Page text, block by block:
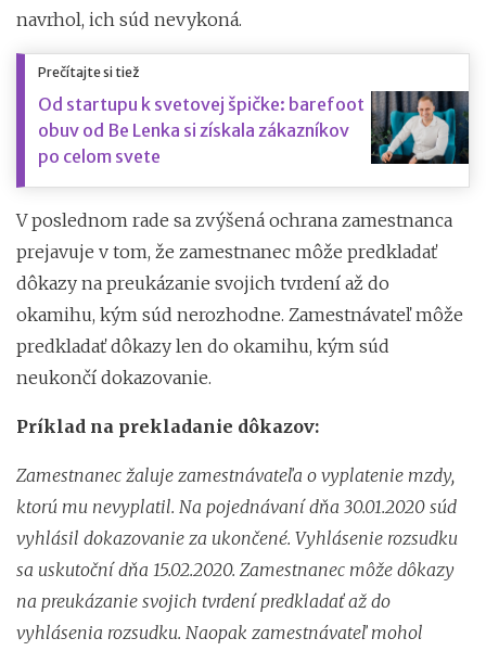
navrhol, ich súd nevykoná.
Prečítajte si tiež
Od startupu k svetovej špičke: barefoot
obuv od Be Lenka si získala zákazníkov
po celom svete
V poslednom rade sa zvýšená ochrana zamestnanca
prejavuje v tom, že zamestnanec môže predkladať
dôkazy na preukázanie svojich tvrdení až do
okamihu, kým súd nerozhodne. Zamestnávateľ môže
predkladať dôkazy len do okamihu, kým súd
neukončí dokazovanie.
Príklad na prekladanie dôkazov:
Zamestnanec žaluje zamestnávateľa o vyplatenie mzdy,
ktorú mu nevyplatil. Na pojednávaní dňa 30.01.2020 súd
vyhlásil dokazovanie za ukončené. Vyhlásenie rozsudku
sa uskutoční dňa 15.02.2020. Zamestnanec môže dôkazy
na preukázanie svojich tvrdení predkladať až do
vyhlásenia rozsudku. Naopak zamestnávateľ mohol